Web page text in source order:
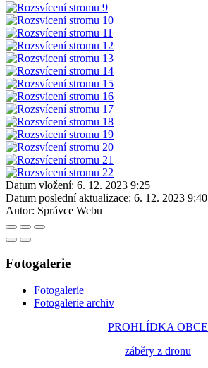
Datum vložení: 6. 12. 2023 9:25
Datum poslední aktualizace: 6. 12. 2023 9:40
Autor: Správce Webu
Fotogalerie
Fotogalerie
Fotogalerie archiv
PROHLÍDKA OBCE
záběry z dronu